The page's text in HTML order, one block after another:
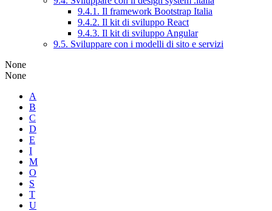
9.4.1. Il framework Bootstrap Italia
9.4.2. Il kit di sviluppo React
9.4.3. Il kit di sviluppo Angular
9.5. Sviluppare con i modelli di sito e servizi
None
None
A
B
C
D
E
I
M
O
S
T
U